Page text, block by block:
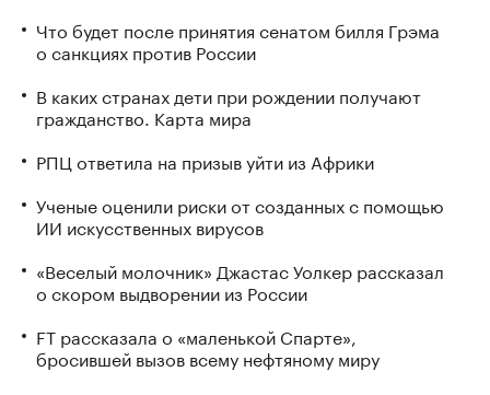
Что будет после принятия сенатом билля Грэма
о санкциях против России
В каких странах дети при рождении получают
гражданство. Карта мира
РПЦ ответила на призыв уйти из Африки
Ученые оценили риски от созданных с помощью
ИИ искусственных вирусов
«Веселый молочник» Джастас Уолкер рассказал
о скором выдворении из России
FT рассказала о «маленькой Спарте»,
бросившей вызов всему нефтяному миру